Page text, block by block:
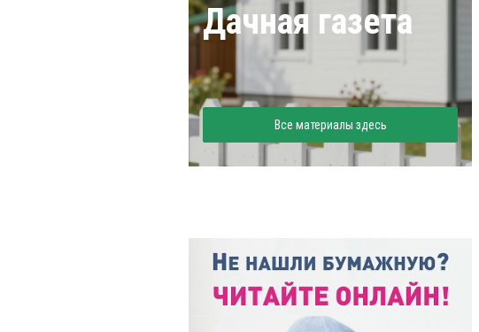
Дачная газета
Все материалы здесь